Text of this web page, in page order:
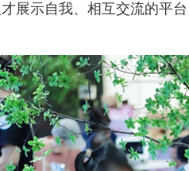
展示自我、相互交流的平